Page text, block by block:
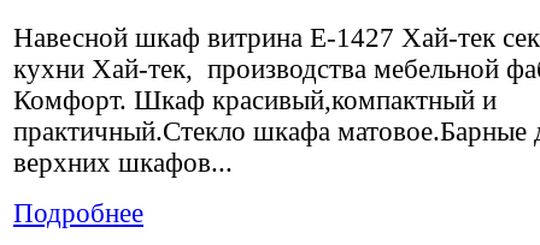
Навесной шкаф витрина Е-1427 Хай-тек
кухни Хай-тек, производства мебельной
Комфорт. Шкаф красивый,компактный и
практичный.Стекло шкафа матовое.Барные
верхних шкафов...
Подробнее